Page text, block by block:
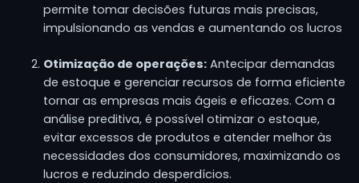
permite tomar decisões futuras mais precisas,
impulsionando as vendas e aumentando os lucros
Otimização de operações:Antecipar demandas
de estoque e gerenciar recursos de forma eficiente
tornar as empresas mais ágeis e eficazes. Com a
análise preditiva, é possível otimizar o estoque,
evitar excessos de produtos e atender melhor às
necessidades dos consumidores, maximizando os
lucros e reduzindo desperdícios.